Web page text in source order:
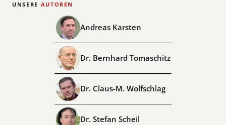
UNSERE AUTOREN
Andreas Karsten
Dr. Bernhard Tomaschitz
Dr. Claus-M. Wolfschlag
Dr. Stefan Scheil